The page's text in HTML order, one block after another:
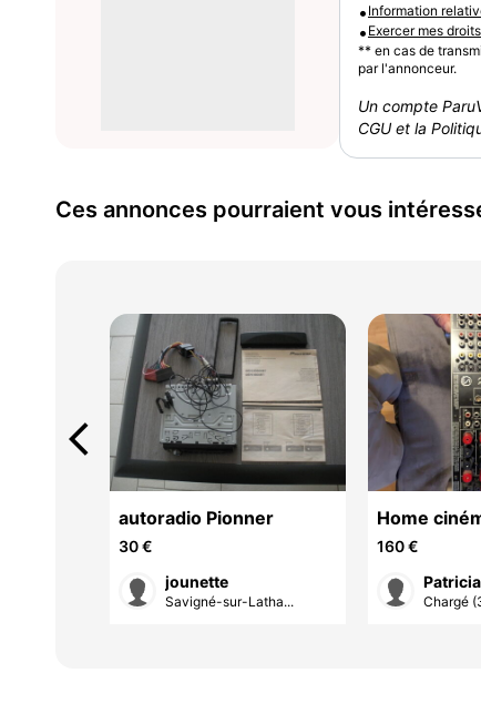
• Information
• Exercer mes droits
** en cas de
par l'annonceur.
Un compte
CGU et la
Ces annonces pourraient vous
autoradio Pionner
30 €
jounette
Savigné-sur-Latha...
Home
160 €
Chargé
arrow_back_ios